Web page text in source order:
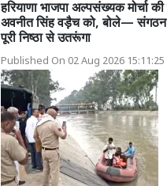
हरियाणा भाजपा अल्पसंख्यक मोर्चा
अवनीत सिंह वड़ैच को, बोले— संगठन
पूरी निष्ठा से उतरूंगा
Published On 02 Aug 2026 15:11:25